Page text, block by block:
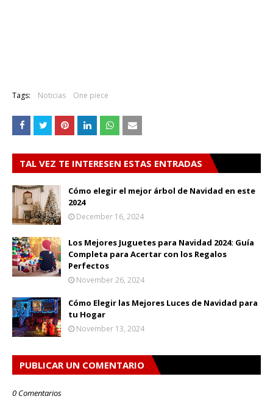
Tags: Noticias One piece
TAL VEZ TE INTERESEN ESTAS ENTRADAS
Cómo elegir el mejor árbol de Navidad en este
2024
December 16, 2024
Los Mejores Juguetes para Navidad 2024: Guía
Completa para Acertar con los Regalos
Perfectos
November 26, 2024
Cómo Elegir las Mejores Luces de Navidad para
tu Hogar
November 13, 2024
PUBLICAR UN COMENTARIO
0 Comentarios